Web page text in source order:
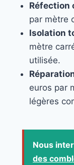
Réfection
par mètre
Isolation
mètre
utilisée.
euros par
légères
Nous
des